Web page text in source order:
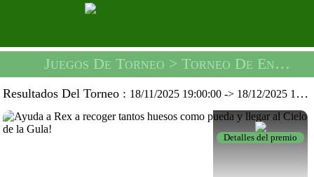
Juegos De Torneo > Torneo De Ensueño Del Rex -
Resultados Del Torneo : 18/11/2025 19:00:00 -> 18/12/2025 19:59:59
Detalles del premio